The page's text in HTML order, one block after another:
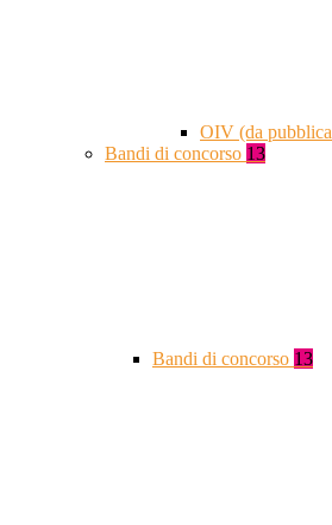
OIV (da
Bandi di concorso 13
Bandi di concorso 13